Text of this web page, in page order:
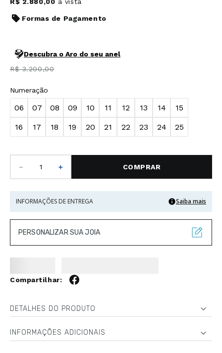
Formas de Pagamento
Descubra o Aro do seu anel
R$ 3.200,00
Numeração
06 07 08 09 10 11 12 13 14 15
16 17 18 19 20 21 22 23 24 25
＋
－ COMPRAR
INFORMAÇÕES DE ENTREGA Saiba mais
PERSONALIZAR SUA JOIA
DETALHES DO PRODUTO
INFORMAÇÕES ADICIONAIS